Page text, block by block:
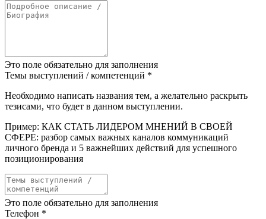
Это поле обязательно для заполнения
Темы выступлений / компетенций *
Необходимо написать названия тем, а желательно раскрыть
тезисами, что будет в данном выступлении.
Пример: КАК СТАТЬ ЛИДЕРОМ МНЕНИЙ В СВОЕЙ
СФЕРЕ: разбор самых важных каналов коммуникаций
личного бренда и 5 важнейших действий для успешного
позиционирования
Это поле обязательно для заполнения
Телефон *